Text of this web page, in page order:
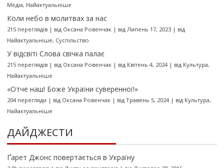
Медіа, Найактуальніше
Коли небо в молитвах за нас
215 переглядів| від Оксана Ровенчак| від Липень 17, 2023| від
Найактуальніше, Суспільство
У відсвіті Слова свічка палає
215 переглядів| від Оксана Ровенчак| від Квітень 4, 2024| від Культура,
Найактуальніше
«Отче наш! Боже України суверенної!»
204 перегляди | від Оксана Ровенчак| від Травень 5, 2024| від Культура,
Найактуальніше
ДАЙДЖЕСТИ
Ґарет Джонс повертається в Україну